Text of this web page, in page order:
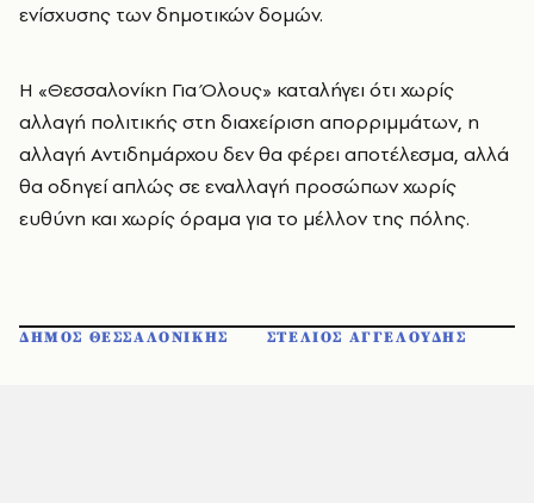
ενίσχυσης των δημοτικών δομών.
Η «Θεσσαλονίκη Για Όλους» καταλήγει ότι χωρίς
αλλαγή πολιτικής στη διαχείριση απορριμμάτων, η
αλλαγή Αντιδημάρχου δεν θα φέρει αποτέλεσμα, αλλά
θα οδηγεί απλώς σε εναλλαγή προσώπων χωρίς
ευθύνη και χωρίς όραμα για το μέλλον της πόλης.
ΔΗΜΟΣ ΘΕΣΣΑΛΟΝΙΚΗΣ ΣΤΕΛΙΟΣ ΑΓΓΕΛΟΥΔΗΣ